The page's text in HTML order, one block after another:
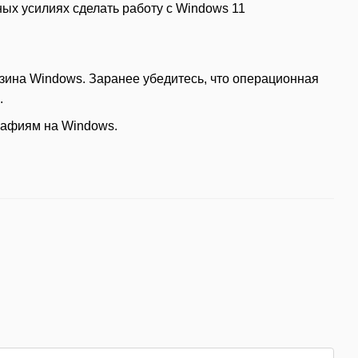
усилиях сделать работу с Windows 11
Windows. Заранее убедитесь, что операционная
на Windows.